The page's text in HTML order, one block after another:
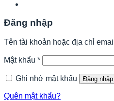
Đăng nhập
Tên tài khoản hoặc địa chỉ email
Mật khẩu *Bắt
buộc
Ghi nhớ mật khẩu
Đăng nhập
Quên mật khẩu?